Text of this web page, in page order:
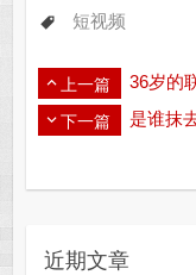
短视频
上一篇 36岁的
下一篇 是谁抹
近期文章